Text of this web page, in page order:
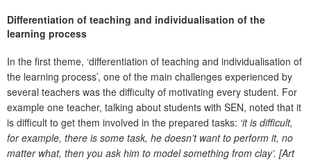
Differentiation of teaching and individualisation of the
learning process
In the first theme, ‘differentiation of teaching and individualisation of
the learning process’, one of the main challenges experienced by
several teachers was the difficulty of motivating every student. For
example one teacher, talking about students with SEN, noted that it
is difficult to get them involved in the prepared tasks: ‘it is difficult,
for example, there is some task, he doesn’t want to perform it, no
matter what, then you ask him to model something from clay’. [Art